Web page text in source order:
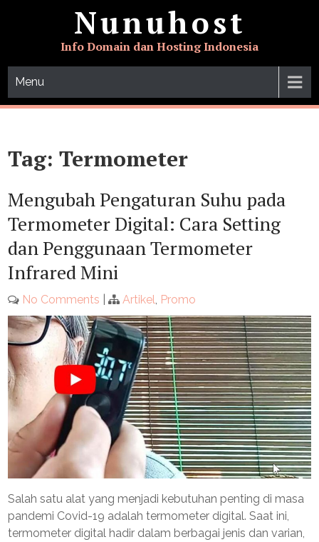
Nunuhost
Info Domain dan Hosting Indonesia
Menu
Tag:Termometer
Mengubah Pengaturan Suhu pada
Termometer Digital: Cara Setting
dan Penggunaan Termometer
Infrared Mini
No Comments | Artikel, Promo
Salah satu alat yang menjadi kebutuhan penting di masa
pandemi Covid-19 adalah termometer digital. Saat ini,
termometer digital hadir dalam berbagai jenis dan varian,